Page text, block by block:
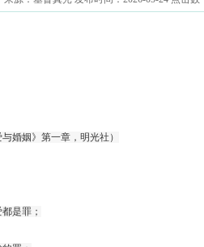
婚姻》第一章，明光社）
是罪；